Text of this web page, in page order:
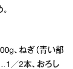
、ねぎ（青い部
／2本、おろし